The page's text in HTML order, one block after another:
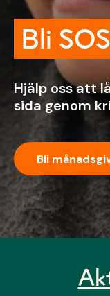
Bli
Hjälp oss att
sida genom
Bli